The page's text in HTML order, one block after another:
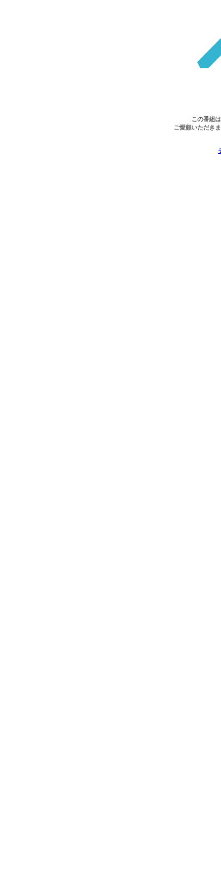
この番組
ご愛顧いただき